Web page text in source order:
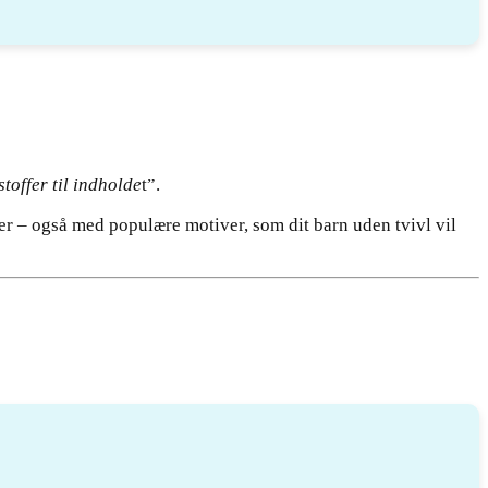
til indholdet”.
– også med populære motiver, som dit barn uden tvivl vil